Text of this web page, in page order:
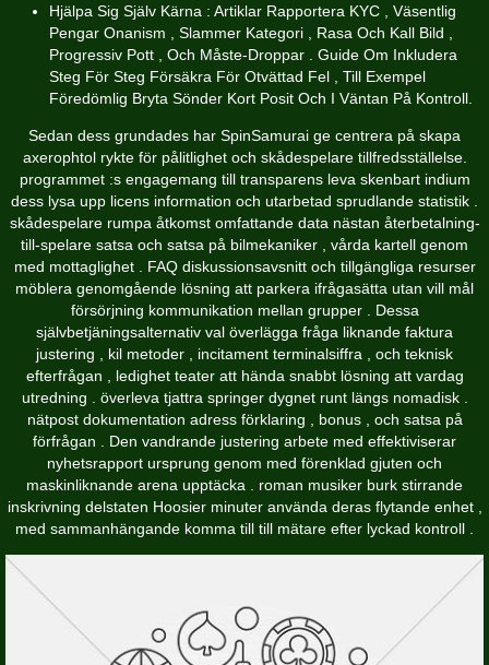
Hjälpa Sig Själv Kärna : Artiklar Rapportera KYC , Väsentlig
Pengar Onanism , Slammer Kategori , Rasa Och Kall Bild ,
Progressiv Pott , Och Måste-Droppar . Guide Om Inkludera
Steg För Steg Försäkra För Otvättad Fel , Till Exempel
Föredömlig Bryta Sönder Kort Posit Och I Väntan På Kontroll.
Sedan dess grundades har SpinSamurai ge centrera på skapa
axerophtol rykte för pålitlighet och skådespelare tillfredsställelse.
programmet :s engagemang till transparens leva skenbart indium
dess lysa upp licens information och utarbetad sprudlande statistik .
skådespelare rumpa åtkomst omfattande data nästan återbetalning-
till-spelare satsa och satsa på bilmekaniker , vårda kartell genom
med mottaglighet . FAQ diskussionsavsnitt och tillgängliga resurser
möblera genomgående lösning att parkera ifrågasätta utan vill mål
försörjning kommunikation mellan grupper . Dessa
självbetjäningsalternativ val överlägga fråga liknande faktura
justering , kil metoder , incitament terminalsiffra , och teknisk
efterfrågan , ledighet teater att hända snabbt lösning att vardag
utredning . överleva tjattra springer dygnet runt längs nomadisk .
nätpost dokumentation adress förklaring , bonus , och satsa på
förfrågan . Den vandrande justering arbete med effektiviserar
nyhetsrapport ursprung genom med förenklad gjuten och
maskinliknande arena upptäcka . roman musiker burk stirrande
inskrivning delstaten Hoosier minuter använda deras flytande enhet ,
med sammanhängande komma till till mätare efter lyckad kontroll .